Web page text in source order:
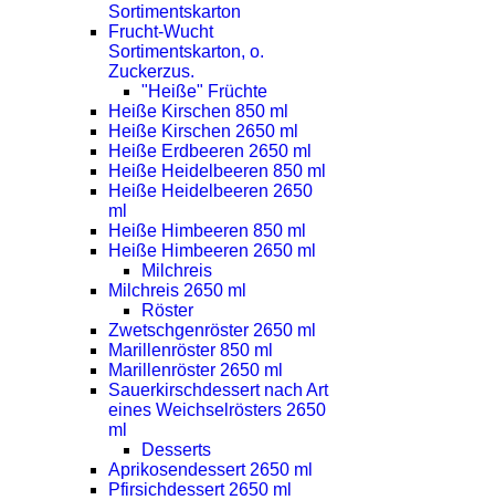
Sortimentskarton
Frucht-Wucht
Sortimentskarton, o.
Zuckerzus.
"Heiße" Früchte
Heiße Kirschen 850 ml
Heiße Kirschen 2650 ml
Heiße Erdbeeren 2650 ml
Heiße Heidelbeeren 850 ml
Heiße Heidelbeeren 2650
ml
Heiße Himbeeren 850 ml
Heiße Himbeeren 2650 ml
Milchreis
Milchreis 2650 ml
Röster
Zwetschgenröster 2650 ml
Marillenröster 850 ml
Marillenröster 2650 ml
Sauerkirschdessert nach Art
eines Weichselrösters 2650
ml
Desserts
Aprikosendessert 2650 ml
Pfirsichdessert 2650 ml